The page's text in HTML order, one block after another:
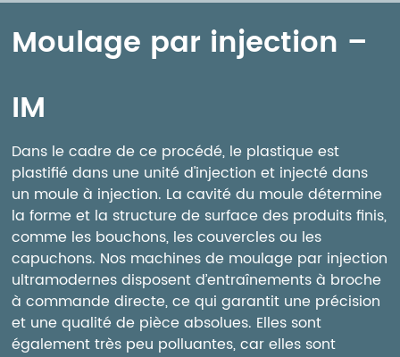
Moulage par injection –
IM
Dans le cadre de ce procédé, le plastique est
plastifié dans une unité d'injection et injecté dans
un moule à injection. La cavité du moule détermine
la forme et la structure de surface des produits finis,
comme les bouchons, les couvercles ou les
capuchons. Nos machines de moulage par injection
ultramodernes disposent d’entraînements à broche
à commande directe, ce qui garantit une précision
et une qualité de pièce absolues. Elles sont
également très peu polluantes, car elles sont